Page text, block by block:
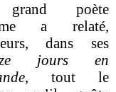
poète
a relaté,
dans ses
jours en
, tout le